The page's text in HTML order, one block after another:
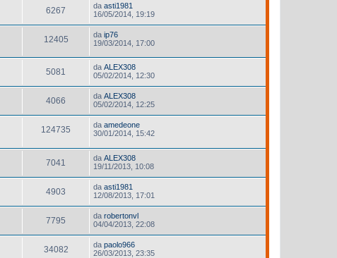
6267 da asti1981
16/05/2014, 19:19
12405 da ip76
19/03/2014, 17:00
5081 da ALEX308
05/02/2014, 12:30
4066 da ALEX308
05/02/2014, 12:25
124735 da amedeone
30/01/2014, 15:42
7041 da ALEX308
19/11/2013, 10:08
4903 da asti1981
12/08/2013, 17:01
7795 da robertonvl
04/04/2013, 22:08
34082 da paolo966
26/03/2013, 23:35